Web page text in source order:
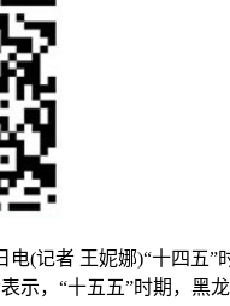
电(记者 王妮娜)“十四五
示，“十五五”时期，黑